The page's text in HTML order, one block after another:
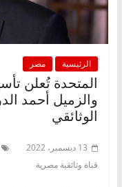
الرئيسية مصر
المتحدة تُعلن
والزميل أحمد
الوثائقي
13 ديسمبر، 2022
قناة وثائقية مصرية